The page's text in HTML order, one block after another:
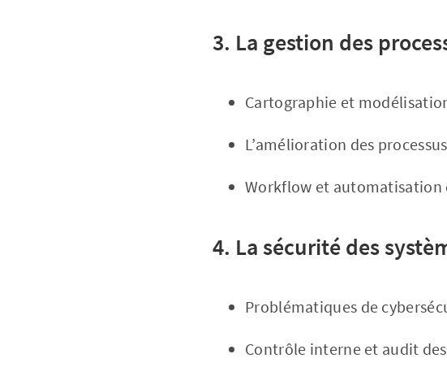
3. La gestion des
Cartographie et
L’amélioration des
Workflow et automatisation
4. La sécurité des
Problématiques de
Contrôle interne et audit des